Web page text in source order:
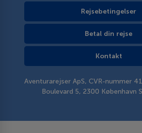
Rejsebetingelser
Betal din rejse
Kontakt
Aventurarejser ApS, CVR-nummer
Boulevard 5, 2300 København